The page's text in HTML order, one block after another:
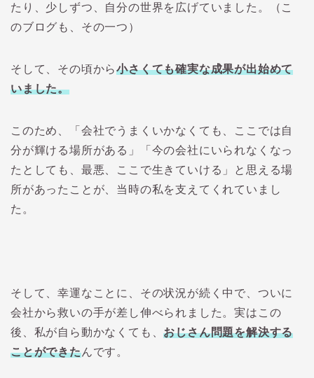
たり、少しずつ、自分の世界を広げていました。（こ
のブログも、その一つ）
そして、その頃から小さくても確実な成果が出始めて
いました。
このため、「会社でうまくいかなくても、ここでは自
分が輝ける場所がある」「今の会社にいられなくなっ
たとしても、最悪、ここで生きていける」と思える場
所があったことが、当時の私を支えてくれていまし
た。
そして、幸運なことに、その状況が続く中で、ついに
会社から救いの手が差し伸べられました。実はこの
後、私が自ら動かなくても、おじさん問題を解決する
ことができたんです。